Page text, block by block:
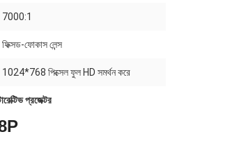
7000:1
ফিক্সড-ফোকাস লেন্স
1024*768 পিক্সেল ফুল HD সমর্থন করে
প্রজেক্টর